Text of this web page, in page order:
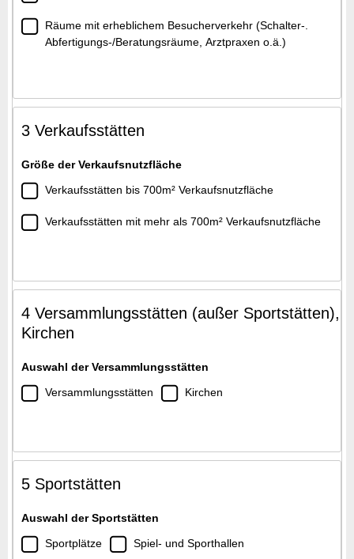
Räume mit erheblichem Besucherverkehr (Schalter-.
Abfertigungs-/Beratungsräume, Arztpraxen o.ä.)
3 Verkaufsstätten
Größe der Verkaufsnutzfläche
Verkaufsstätten bis 700m² Verkaufsnutzfläche
Verkaufsstätten mit mehr als 700m² Verkaufsnutzfläche
4 Versammlungsstätten (außer Sportstätten),
Kirchen
Auswahl der Versammlungsstätten
Versammlungsstätten
Kirchen
5 Sportstätten
Auswahl der Sportstätten
Sportplätze
Spiel- und Sporthallen